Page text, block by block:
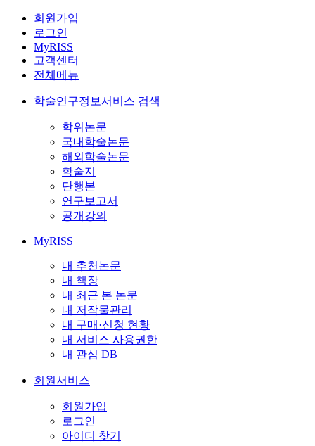
회원가입
로그인
MyRISS
고객센터
전체메뉴
학술연구정보서비스 검색
학위논문
국내학술논문
해외학술논문
학술지
단행본
연구보고서
공개강의
MyRISS
내 추천논문
내 책장
내 최근 본 논문
내 저작물관리
내 구매·신청 현황
내 서비스 사용권한
내 관심 DB
회원서비스
회원가입
로그인
아이디 찾기